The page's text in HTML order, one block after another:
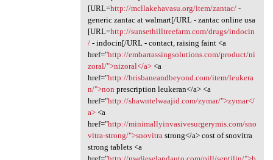
[URL=http://mcllakehavasu.org/item/zantac/-
generic zantac at walmart[/URL - zantac online usa
[URL=http://sunsethilltreefarm.com/drugs/indocin
/- indocin[/URL - contact, raising faint <a
href="http://embarrassingsolutions.com/product/ni
zoral/">nizoral</a><a
href="http://brisbaneandbeyond.com/item/leukera
n/">non prescription leukeran</a> <a
href="http://shawntelwaajid.com/zymar/">zymar</
a><a
href="http://minimallyinvasivesurgerymis.com/sno
vitra-strong/">snovitrastrong</a> cost of snovitra
strong tablets <a